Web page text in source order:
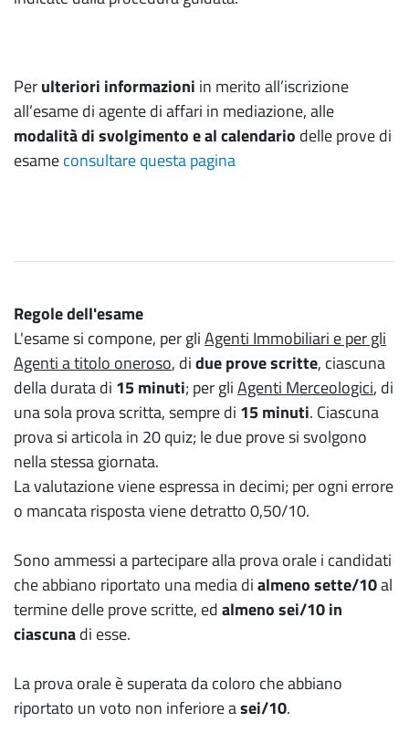
Perulteriori informazioni in merito all’iscrizione
all’esame di agente di affari in mediazione, alle
modalità di svolgimento e al calendario delle prove di
esameconsultare questa pagina
Regole dell'esame
L'esame si compone, per gliAgenti Immobiliari e per gli
Agenti a titolo oneroso, didue prove scritte, ciascuna
della durata di 15 minuti; per gliAgenti Merceologici, di
una sola prova scritta, sempre di 15 minuti. Ciascuna
prova si articola in 20 quiz; le due prove si svolgono
nella stessa giornata.
La valutazione viene espressa in decimi; per ogni errore
o mancata risposta viene detratto 0,50/10.
Sono ammessi a partecipare alla prova orale i candidati
che abbiano riportato una media dialmeno sette/10al
termine delle prove scritte, edalmeno sei/10 in
ciascunadi esse.
La prova orale è superata da coloro che abbiano
riportato un voto non inferiore asei/10.